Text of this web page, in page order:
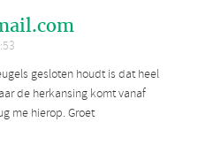
gesloten houdt is dat heel
de herkansing komt vanaf
me hierop. Groet